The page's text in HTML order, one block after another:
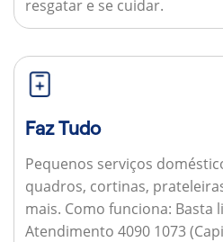
resgatar e se cuidar.
Faz Tudo
Pequenos serviços
quadros, cortinas,
mais. Como funciona: Basta
Atendimento 4090 1073